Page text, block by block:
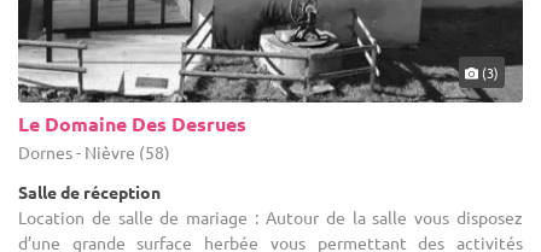
(3)
Le Domaine Des Desrues
Dornes - Nièvre (58)
Salle de réception
Location de salle de mariage : Autour de la salle vous disposez
d’une grande surface herbée vous permettant des activités